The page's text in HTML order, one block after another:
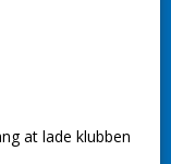
at lade klubben